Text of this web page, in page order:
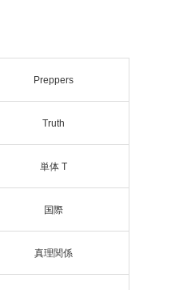
Preppers
Truth
単体 T
国際
真理関係